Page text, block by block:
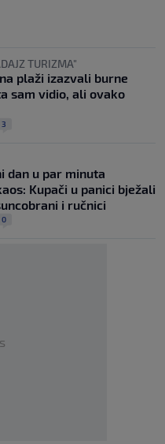
TURIZMA"
plaži izazvali burne
sam vidio, ali ovako
3
dan u par minuta
Kupači u panici bježali
i ručnici
0